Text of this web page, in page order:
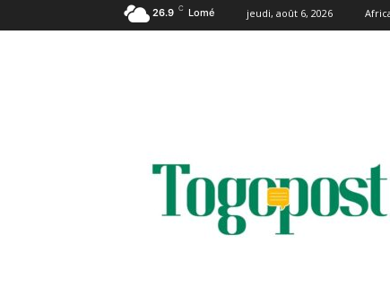
26.9 C Lomé jeudi, août 6, 2026